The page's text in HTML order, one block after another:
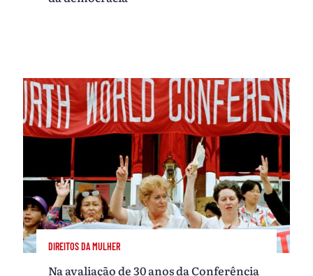
DIREITOS DA MULHER
Na avaliação de 30 anos da Conferência